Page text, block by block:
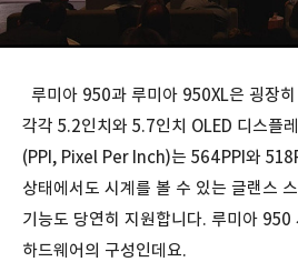
루미아 950과 루미아 950XL은 굉장
각각 5.2인치와 5.7인치 OLED 디스플
(PPI, Pixel Per Inch)는 564PPI와
상태에서도 시계를 볼 수 있는 글랜스
기능도 당연히 지원합니다. 루미아 950
하드웨어의 구성인데요.